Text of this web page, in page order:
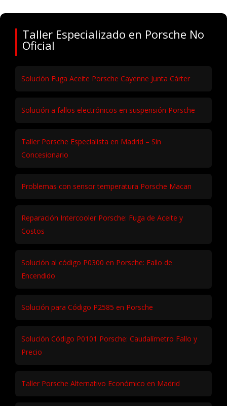
Taller Especializado en Porsche No
Oficial
Solución Fuga Aceite Porsche Cayenne Junta Cárter
Solución a fallos electrónicos en suspensión Porsche
Taller Porsche Especialista en Madrid – Sin
Concesionario
Problemas con sensor temperatura Porsche Macan
Reparación Intercooler Porsche: Fuga de Aceite y
Costos
Solución al código P0300 en Porsche: Fallo de
Encendido
Solución para Código P2585 en Porsche
Solución Código P0101 Porsche: Caudalímetro Fallo y
Precio
Taller Porsche Alternativo Económico en Madrid